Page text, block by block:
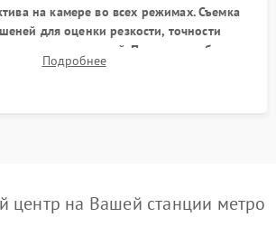
на камере во всех режимах. Съемка
для оценки резкости, точности
искажений. Проверка работы
закрытых значениях и тестирование
Подробнее
центр на Вашей станции метро